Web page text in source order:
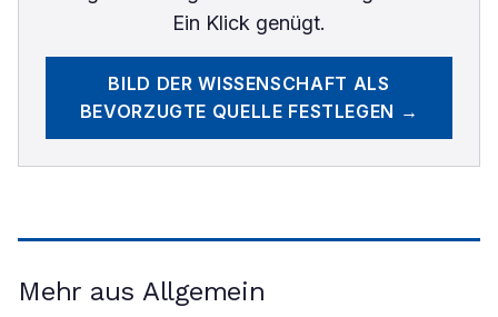
Ein Klick genügt.
BILD DER WISSENSCHAFT ALS
BEVORZUGTE QUELLE FESTLEGEN →
Mehr aus Allgemein